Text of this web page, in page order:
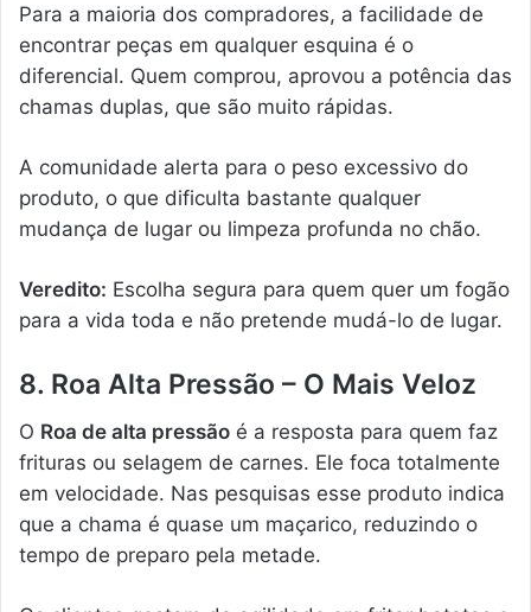
Para a maioria dos compradores, a facilidade de
encontrar peças em qualquer esquina é o
diferencial. Quem comprou, aprovou a potência das
chamas duplas, que são muito rápidas.
A comunidade alerta para o peso excessivo do
produto, o que dificulta bastante qualquer
mudança de lugar ou limpeza profunda no chão.
Veredito: Escolha segura para quem quer um fogão
para a vida toda e não pretende mudá-lo de lugar.
8. Roa Alta Pressão – O Mais Veloz
O Roa de alta pressão é a resposta para quem faz
frituras ou selagem de carnes. Ele foca totalmente
em velocidade. Nas pesquisas esse produto indica
que a chama é quase um maçarico, reduzindo o
tempo de preparo pela metade.